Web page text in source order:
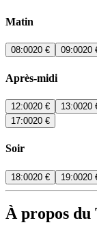
Matin
08:0020 € 09:0020
Après-midi
12:0020 € 13:0020
17:0020 €
Soir
18:0020 € 19:0020
À propos du